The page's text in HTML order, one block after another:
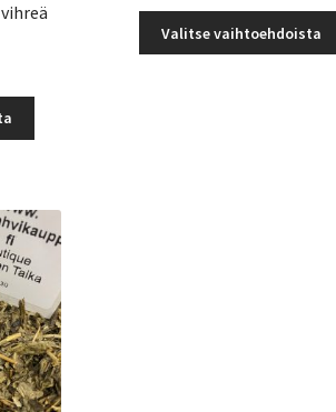
€
muunnelma.
Voit
valinnat
tuotteen
sivulla.
-
44,85 €
Valitse vaihtoehdoista